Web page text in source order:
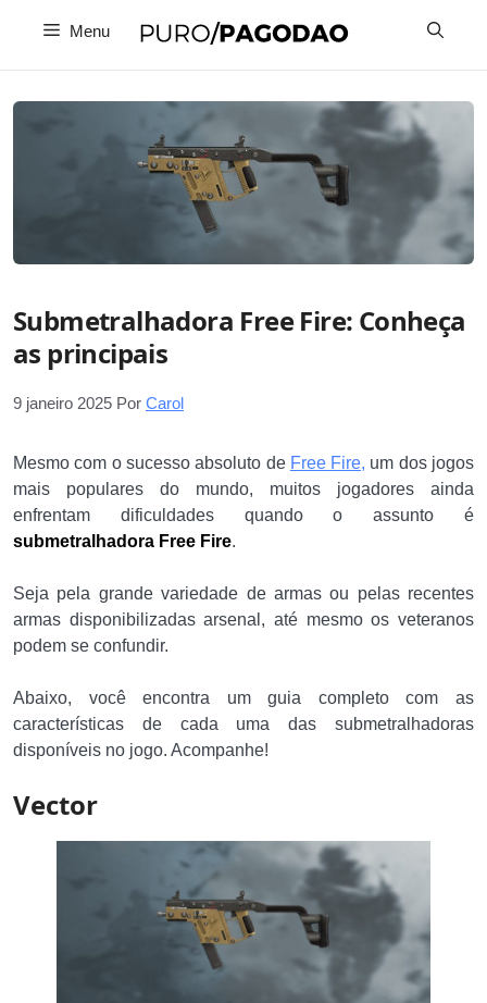
Menu
Submetralhadora Free Fire: Conheça
as principais
9 janeiro 2025 Por Carol
Mesmo com o sucesso absoluto de Free Fire, um dos jogos
mais populares do mundo, muitos jogadores ainda
enfrentam dificuldades quando o assunto é
submetralhadora Free Fire.
Seja pela grande variedade de armas ou pelas recentes
armas disponibilizadas arsenal, até mesmo os veteranos
podem se confundir.
Abaixo, você encontra um guia completo com as
características de cada uma das submetralhadoras
disponíveis no jogo. Acompanhe!
Vector